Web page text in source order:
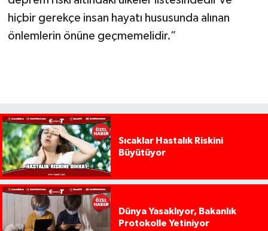
hiçbir gerekçe insan hayatı hususunda alınan
önlemlerin önüne geçmemelidir.”
Sıcaklar Hastalık Riskini
Büyütüyor
Dünya Yasaklıyor, Bakanlık
Protokolle Yetiniyor